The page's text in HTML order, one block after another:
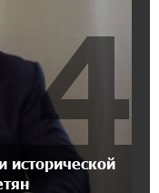
уничтожить
драма» в июле
исторической
4